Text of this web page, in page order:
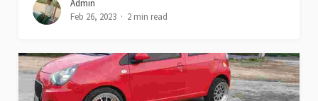
Admin
Feb 26, 2023
2 min read